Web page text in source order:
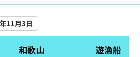
11月3日
ン 和歌山 遊漁船